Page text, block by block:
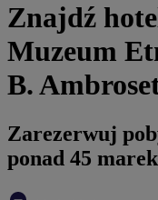
Znajdź
Muzeum
B.
Zarezerwuj
ponad 45